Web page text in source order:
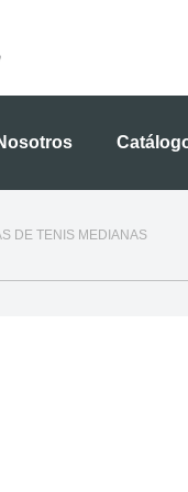
DE TENIS MEDIANAS